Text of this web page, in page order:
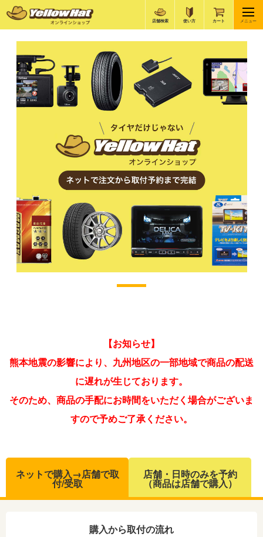
店舗検索 使い方 カート メニュー
【お知らせ】
熊本地震の影響により、九州地区の一部地域で商品の配送
に遅れが生じております。
そのため、商品の手配にお時間をいただく場合がございま
すので予めご了承ください。
ネットで購入→店舗で取
付/受取
店舗・日時のみを予約
（商品は店舗で購入）
購入から取付の流れ